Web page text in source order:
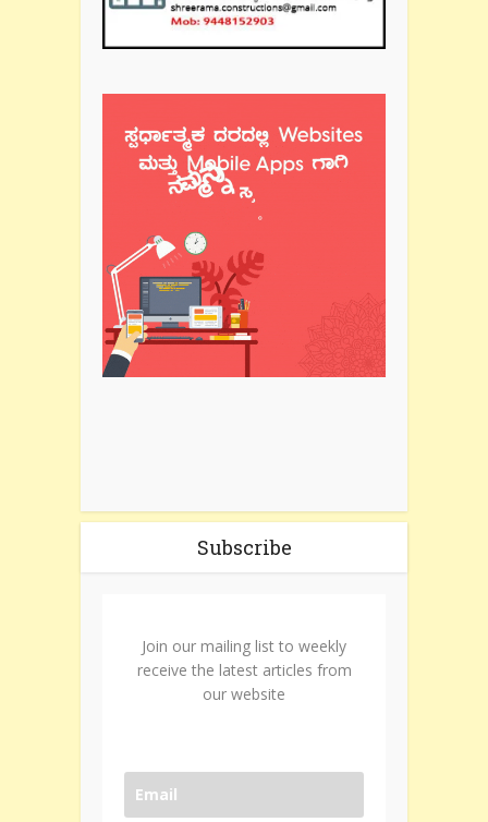
Subscribe
Join our mailing list to weekly
receive the latest articles from
our website